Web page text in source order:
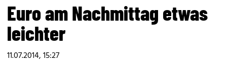
Euro am Nachmittag etwas
leichter
11.07.2014, 15:27